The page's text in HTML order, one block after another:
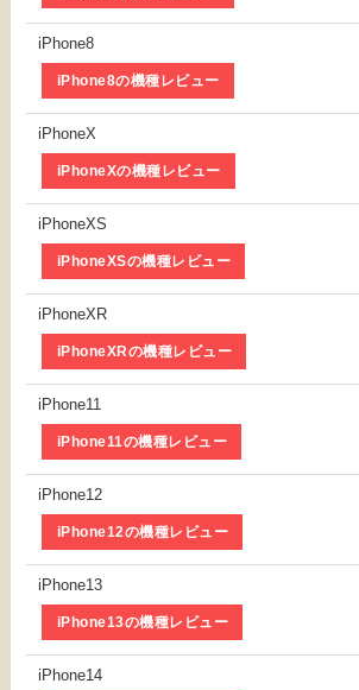
iPhone8
iPhone8の機種レビュー
iPhoneX
iPhoneXの機種レビュー
iPhoneXS
iPhoneXSの機種レビュー
iPhoneXR
iPhoneXRの機種レビュー
iPhone11
iPhone11の機種レビュー
iPhone12
iPhone12の機種レビュー
iPhone13
iPhone13の機種レビュー
iPhone14